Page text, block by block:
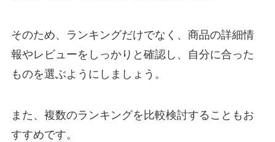
そのため、ランキングだけでなく、商品の詳細情
報やレビューをしっかりと確認し、自分に合った
ものを選ぶようにしましょう。
また、複数のランキングを比較検討することもお
すすめです。